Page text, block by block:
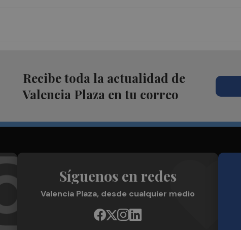
Recibe toda la actualidad de
Valencia Plaza en tu correo
Síguenos en redes
Valencia Plaza, desde cualquier medio